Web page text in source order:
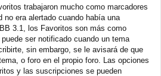
trabajaron mucho como marcadores
no era alertado cuando había una
3.1, los Favoritos son más como
ser notificado cuando un tema
sin embargo, se le avisará de que
o foro en el propio foro. Las opciones
y las suscripciones se pueden